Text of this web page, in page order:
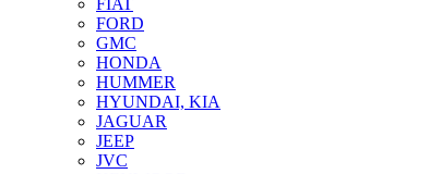
FIAT
FORD
GMC
HONDA
HUMMER
HYUNDAI, KIA
JAGUAR
JEEP
JVC